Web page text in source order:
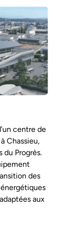
centre de
Chassieu,
du Progrès.
des
aux